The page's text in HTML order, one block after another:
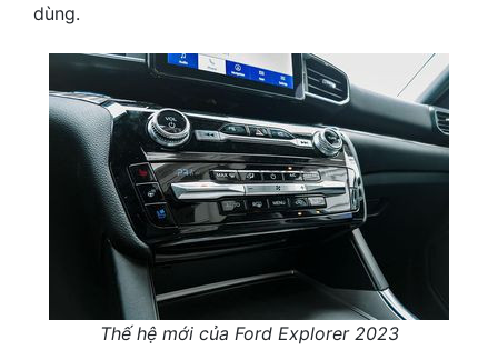
dùng.
Thế hệ mới của Ford Explorer 2023